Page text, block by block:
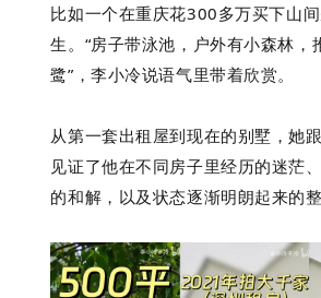
比如一个在重庆花300多万买下山
生。“房子带泳池，户外有小森林，
鹭”，李小冷说语气里带着欣赏。
从第一套出租屋到现在的别墅，她
见证了他在不同房子里经历的迷茫
的和解，以及状态逐渐明朗起来的整